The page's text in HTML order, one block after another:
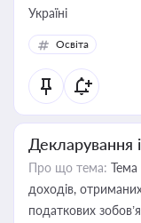
Україні
Освіта
Декларування
Про що тема: Тема
доходів,
податкових